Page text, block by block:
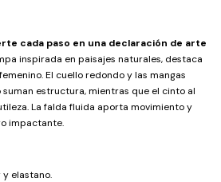
cada paso en una declaración de arte
inspirada en paisajes naturales, destaca
El cuello redondo y las mangas
estructura, mientras que el cinto al
La falda fluida aporta movimiento y
impactante.
y elastano.